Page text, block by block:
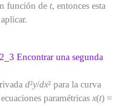
función de t, entonces esta
Encontrar una segunda
d²y/dx² para la curva
paramétricas x(t) =